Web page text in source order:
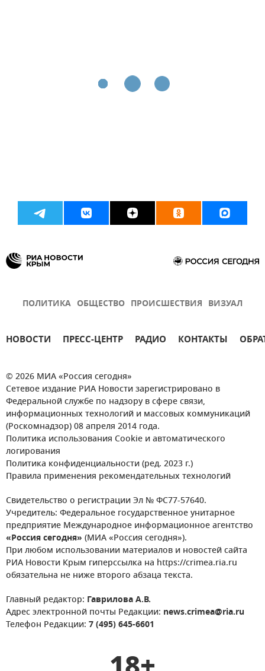
ПОЛИТИКА ОБЩЕСТВО ПРОИСШЕСТВИЯ ВИЗУАЛ
НОВОСТИ ПРЕСС-ЦЕНТР РАДИО КОНТАКТЫ
© 2026 МИА «Россия сегодня»
Сетевое издание РИА Новости зарегистрировано в
Федеральной службе по надзору в сфере связи,
информационных технологий и массовых коммуникаций
(Роскомнадзор) 08 апреля 2014 года.
Политика использования Cookie и автоматического
логирования
Политика конфиденциальности (ред. 2023 г.)
Правила применения рекомендательных технологий
Свидетельство о регистрации Эл № ФС77-57640.
Учредитель: Федеральное государственное унитарное
предприятие Международное информационное агентство
«Россия сегодня» (МИА «Россия сегодня»).
При любом использовании материалов и новостей сайта
РИА Новости Крым гиперссылка на https://crimea.ria.ru
обязательна не ниже второго абзаца текста.
Главный редактор: Гаврилова А.В.
Адрес электронной почты Редакции: news.crimea@ria.ru
Телефон Редакции: 7 (495) 645-6601